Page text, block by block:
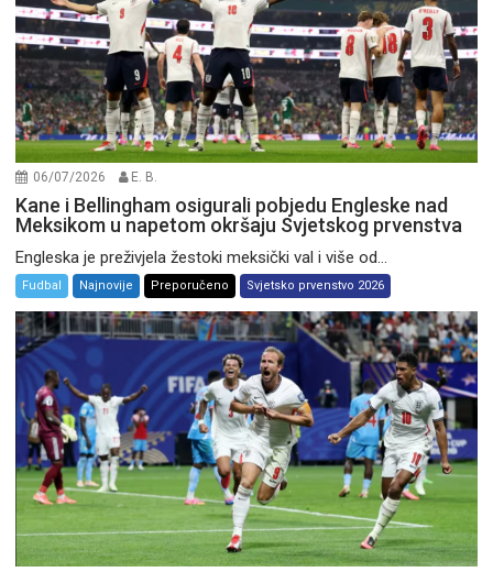
06/07/2026 E. B.
Kane i Bellingham osigurali pobjedu Engleske nad
Meksikom u napetom okršaju Svjetskog prvenstva
Engleska je preživjela žestoki meksički val i više od...
Fudbal Najnovije Preporučeno Svjetsko prvenstvo 2026